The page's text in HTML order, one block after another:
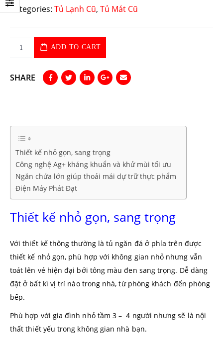
Categories: Tủ Lạnh Cũ, Tủ Mát Cũ
ADD TO CART
SHARE
Thiết kế nhỏ gọn, sang trọng
Công nghệ Ag+ kháng khuẩn và khử mùi tối ưu
Ngăn chứa lớn giúp thoải mái dự trữ thực phẩm
Điện Máy Phát Đạt
Thiết kế nhỏ gọn, sang trọng
Với thiết kế thông thường là tủ ngăn đá ở phía trên được
thiết kế nhỏ gọn, phù hợp với không gian nhỏ nhưng vẫn
toát lên vẻ hiện đại bởi tông màu đen sang trọng. Dễ dàng
đặt ở bất kì vị trí nào trong nhà, từ phòng khách đến phòng
bếp.
Phù hợp với gia đình nhỏ tầm 3 – 4 người nhưng sẽ là nội
thất thiết yếu trong không gian nhà bạn.